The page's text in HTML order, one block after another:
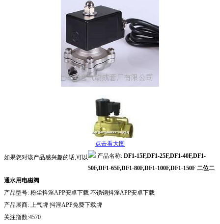
点击看大图
如果您对该产品感兴趣的话,可以
产品名称: DF1-15F,DF1-25F,DF1-40F,DF1-
50F,DF1-65F,DF1-80F,DF1-100F,DF1-150F 二位二
通水用电磁阀
产品型号: 粉尘抖淫APP安卓下载 不锈钢抖淫APP安卓下载
产品展商: 上气牌 抖淫APP免费下载牌
关注指数:4570